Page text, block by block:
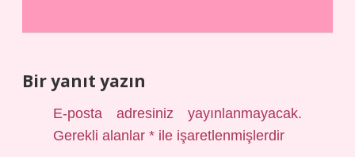
Bir yanıt yazın
E-posta adresiniz yayınlanmayacak.
Gerekli alanlar* ile işaretlenmişlerdir